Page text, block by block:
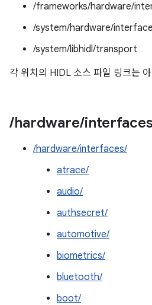
/frameworks/hardware/
/system/hardware/
/system/libhidl/transport
각 위치의 HIDL 소스 파일 링크는
/hardware/interfaces
/hardware/interfaces/
atrace/
audio/
authsecret/
automotive/
biometrics/
bluetooth/
boot/